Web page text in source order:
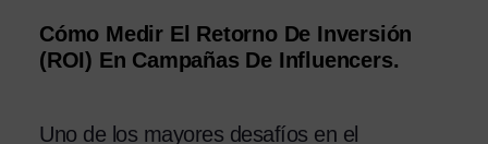
Cómo Medir El Retorno De Inversión
(ROI) En Campañas De Influencers.
Uno de los mayores desafíos en el